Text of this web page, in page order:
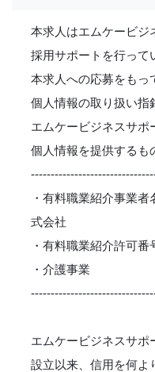
本求人はエムケービジ
採用サポートを行って
本求人への応募をもっ
個人情報の取り扱い指
エムケービジネスサポ
個人情報を提供するも
・有料職業紹介事業
式会社
・有料職業紹介許可番
・介護事業
エムケービジネスサポ
設立以来、信用を何よ